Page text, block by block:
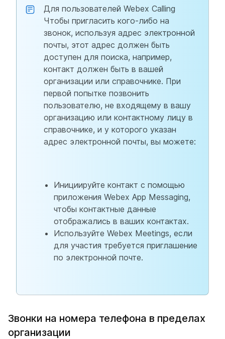
Для пользователей Webex Calling
Чтобы пригласить кого-либо на
звонок, используя адрес электронной
почты, этот адрес должен быть
доступен для поиска, например,
контакт должен быть в вашей
организации или справочнике. При
первой попытке позвонить
пользователю, не входящему в вашу
организацию или контактному лицу в
справочнике, и у которого указан
адрес электронной почты, вы можете:
Инициируйте контакт с помощью
приложения Webex App Messaging,
чтобы контактные данные
отображались в ваших контактах.
Используйте Webex Meetings, если
для участия требуется приглашение
по электронной почте.
Звонки на номера телефона в пределах
организации